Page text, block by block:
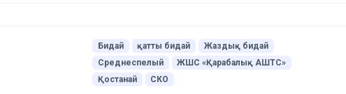
Бидай қатты бидай
Жаздық бидай
Среднеспелый
ЖШС «Қарабалық АШТС»
Қостанай
СКО